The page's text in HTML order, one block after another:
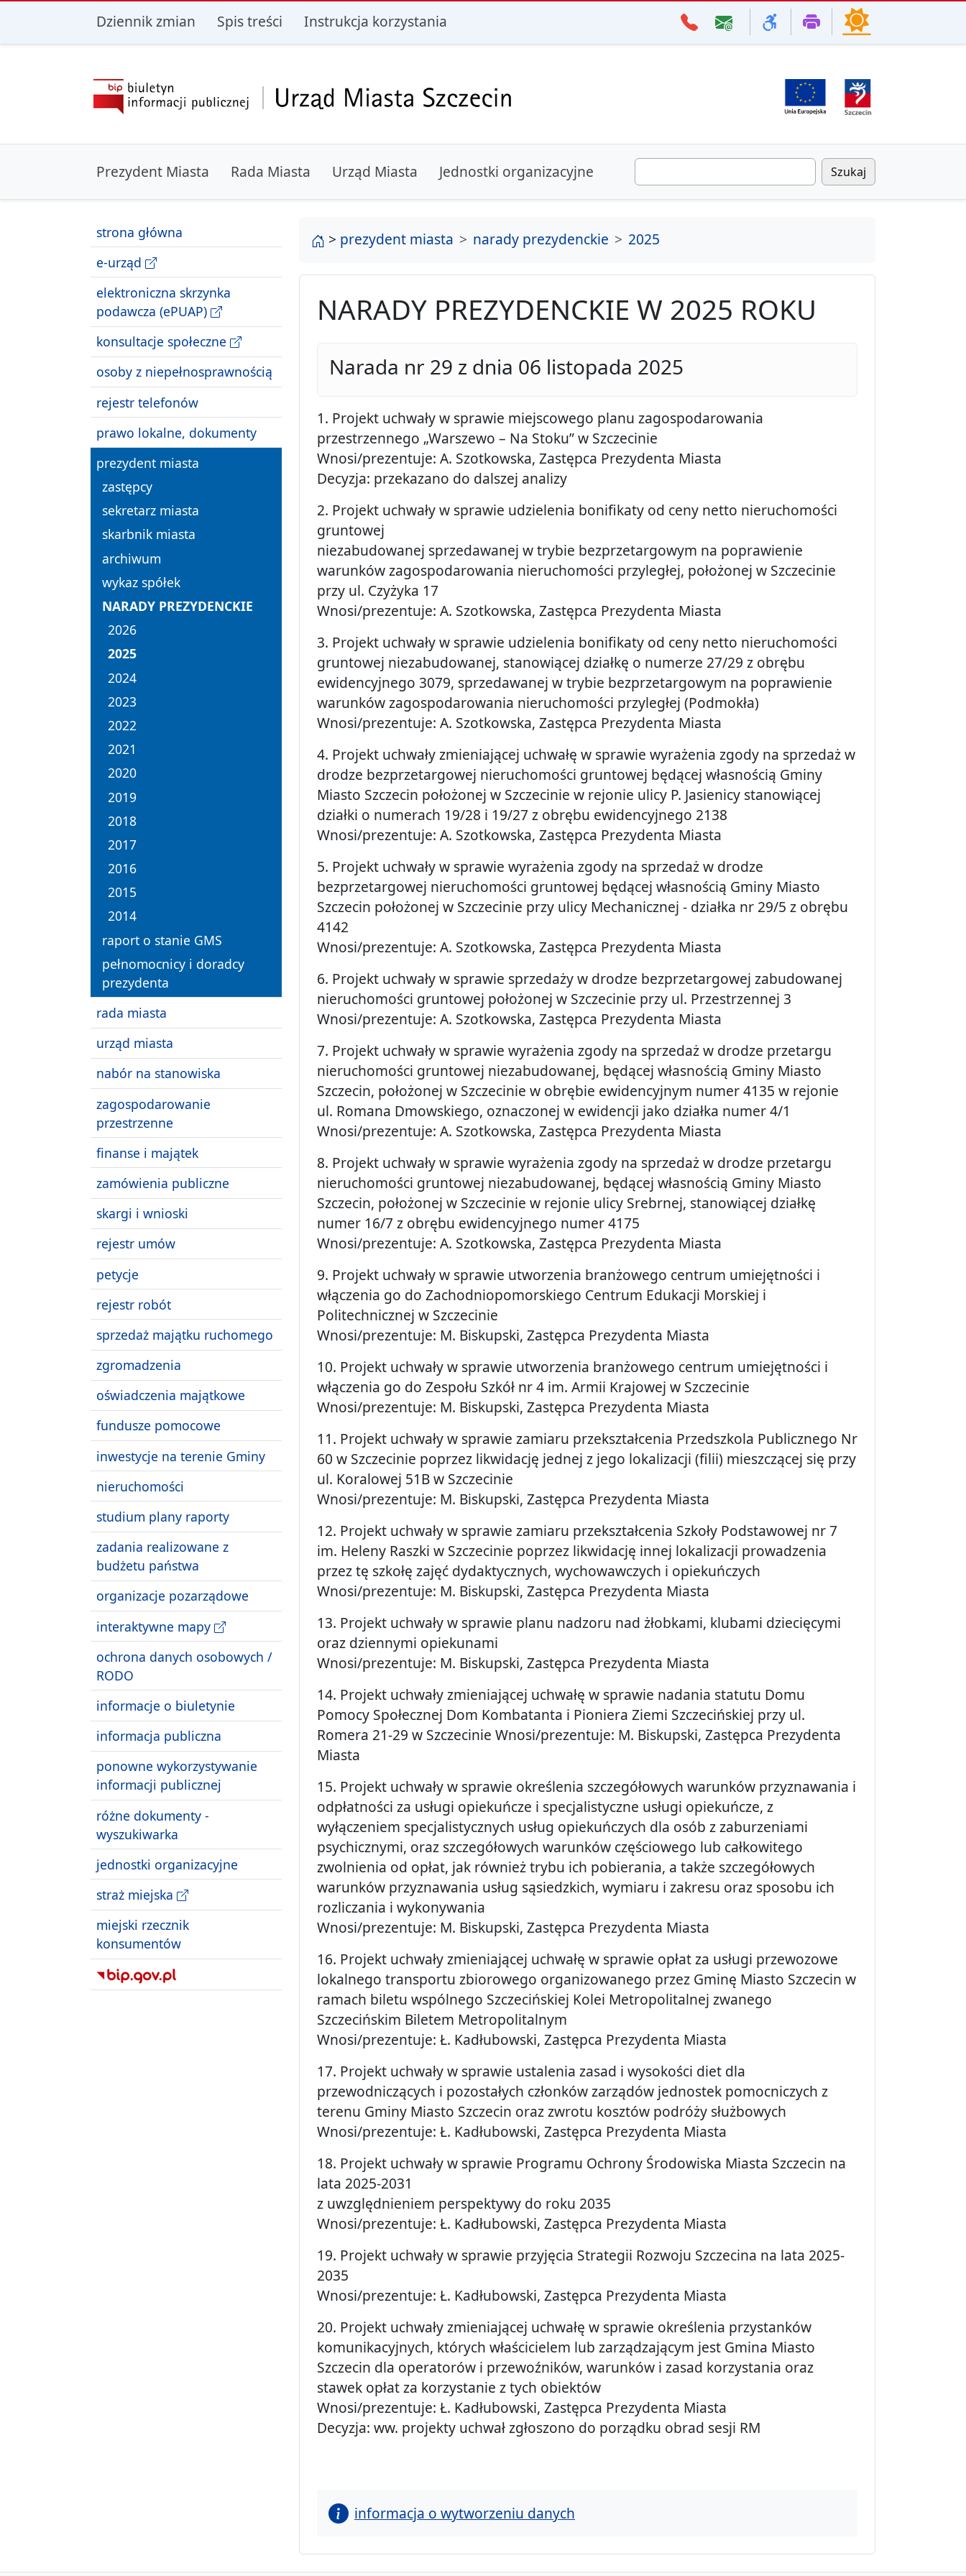
przejdź do głównego menu przejdź do treści
Dziennik zmian Spis treści Instrukcja korzystania
Prezydent Miasta Rada Miasta Urząd Miasta Jednostki organizacyjne Szukaj
strona główna
e-urząd
elektroniczna skrzynka
podawcza (ePUAP)
konsultacje społeczne
osoby z niepełnosprawnością
rejestr telefonów
prawo lokalne, dokumenty
prezydent miasta
zastępcy
sekretarz miasta
skarbnik miasta
archiwum
wykaz spółek
NARADY PREZYDENCKIE
2026
2025
2024
2023
2022
2021
2020
2019
2018
2017
2016
2015
2014
raport o stanie GMS
pełnomocnicy i doradcy
prezydenta
rada miasta
urząd miasta
nabór na stanowiska
zagospodarowanie
przestrzenne
finanse i majątek
zamówienia publiczne
skargi i wnioski
rejestr umów
petycje
rejestr robót
sprzedaż majątku ruchomego
zgromadzenia
oświadczenia majątkowe
fundusze pomocowe
inwestycje na terenie Gminy
nieruchomości
studium plany raporty
zadania realizowane z
budżetu państwa
organizacje pozarządowe
interaktywne mapy
ochrona danych osobowych /
RODO
informacje o biuletynie
informacja publiczna
ponowne wykorzystywanie
informacji publicznej
różne dokumenty -
wyszukiwarka
jednostki organizacyjne
straż miejska
miejski rzecznik
konsumentów
strona główna
> prezydent miasta narady prezydenckie 2025
NARADY PREZYDENCKIE W 2025 ROKU
Narada nr 29 z dnia 06 listopada 2025
1. Projekt uchwały w sprawie miejscowego planu zagospodarowania
przestrzennego „Warszewo – Na Stoku” w Szczecinie
Wnosi/prezentuje: A. Szotkowska, Zastępca Prezydenta Miasta
Decyzja: przekazano do dalszej analizy
2. Projekt uchwały w sprawie udzielenia bonifikaty od ceny netto nieruchomości
gruntowej
niezabudowanej sprzedawanej w trybie bezprzetargowym na poprawienie
warunków zagospodarowania nieruchomości przyległej, położonej w Szczecinie
przy ul. Czyżyka 17
Wnosi/prezentuje: A. Szotkowska, Zastępca Prezydenta Miasta
3. Projekt uchwały w sprawie udzielenia bonifikaty od ceny netto nieruchomości
gruntowej niezabudowanej, stanowiącej działkę o numerze 27/29 z obrębu
ewidencyjnego 3079, sprzedawanej w trybie bezprzetargowym na poprawienie
warunków zagospodarowania nieruchomości przyległej (Podmokła)
Wnosi/prezentuje: A. Szotkowska, Zastępca Prezydenta Miasta
4. Projekt uchwały zmieniającej uchwałę w sprawie wyrażenia zgody na sprzedaż w
drodze bezprzetargowej nieruchomości gruntowej będącej własnością Gminy
Miasto Szczecin położonej w Szczecinie w rejonie ulicy P. Jasienicy stanowiącej
działki o numerach 19/28 i 19/27 z obrębu ewidencyjnego 2138
Wnosi/prezentuje: A. Szotkowska, Zastępca Prezydenta Miasta
5. Projekt uchwały w sprawie wyrażenia zgody na sprzedaż w drodze
bezprzetargowej nieruchomości gruntowej będącej własnością Gminy Miasto
Szczecin położonej w Szczecinie przy ulicy Mechanicznej - działka nr 29/5 z obrębu
4142
Wnosi/prezentuje: A. Szotkowska, Zastępca Prezydenta Miasta
6. Projekt uchwały w sprawie sprzedaży w drodze bezprzetargowej zabudowanej
nieruchomości gruntowej położonej w Szczecinie przy ul. Przestrzennej 3
Wnosi/prezentuje: A. Szotkowska, Zastępca Prezydenta Miasta
7. Projekt uchwały w sprawie wyrażenia zgody na sprzedaż w drodze przetargu
nieruchomości gruntowej niezabudowanej, będącej własnością Gminy Miasto
Szczecin, położonej w Szczecinie w obrębie ewidencyjnym numer 4135 w rejonie
ul. Romana Dmowskiego, oznaczonej w ewidencji jako działka numer 4/1
Wnosi/prezentuje: A. Szotkowska, Zastępca Prezydenta Miasta
8. Projekt uchwały w sprawie wyrażenia zgody na sprzedaż w drodze przetargu
nieruchomości gruntowej niezabudowanej, będącej własnością Gminy Miasto
Szczecin, położonej w Szczecinie w rejonie ulicy Srebrnej, stanowiącej działkę
numer 16/7 z obrębu ewidencyjnego numer 4175
Wnosi/prezentuje: A. Szotkowska, Zastępca Prezydenta Miasta
9. Projekt uchwały w sprawie utworzenia branżowego centrum umiejętności i
włączenia go do Zachodniopomorskiego Centrum Edukacji Morskiej i
Politechnicznej w Szczecinie
Wnosi/prezentuje: M. Biskupski, Zastępca Prezydenta Miasta
10. Projekt uchwały w sprawie utworzenia branżowego centrum umiejętności i
włączenia go do Zespołu Szkół nr 4 im. Armii Krajowej w Szczecinie
Wnosi/prezentuje: M. Biskupski, Zastępca Prezydenta Miasta
11. Projekt uchwały w sprawie zamiaru przekształcenia Przedszkola Publicznego Nr
60 w Szczecinie poprzez likwidację jednej z jego lokalizacji (filii) mieszczącej się przy
ul. Koralowej 51B w Szczecinie
Wnosi/prezentuje: M. Biskupski, Zastępca Prezydenta Miasta
12. Projekt uchwały w sprawie zamiaru przekształcenia Szkoły Podstawowej nr 7
im. Heleny Raszki w Szczecinie poprzez likwidację innej lokalizacji prowadzenia
przez tę szkołę zajęć dydaktycznych, wychowawczych i opiekuńczych
Wnosi/prezentuje: M. Biskupski, Zastępca Prezydenta Miasta
13. Projekt uchwały w sprawie planu nadzoru nad żłobkami, klubami dziecięcymi
oraz dziennymi opiekunami
Wnosi/prezentuje: M. Biskupski, Zastępca Prezydenta Miasta
14. Projekt uchwały zmieniającej uchwałę w sprawie nadania statutu Domu
Pomocy Społecznej Dom Kombatanta i Pioniera Ziemi Szczecińskiej przy ul.
Romera 21-29 w Szczecinie Wnosi/prezentuje: M. Biskupski, Zastępca Prezydenta
Miasta
15. Projekt uchwały w sprawie określenia szczegółowych warunków przyznawania i
odpłatności za usługi opiekuńcze i specjalistyczne usługi opiekuńcze, z
wyłączeniem specjalistycznych usług opiekuńczych dla osób z zaburzeniami
psychicznymi, oraz szczegółowych warunków częściowego lub całkowitego
zwolnienia od opłat, jak również trybu ich pobierania, a także szczegółowych
warunków przyznawania usług sąsiedzkich, wymiaru i zakresu oraz sposobu ich
rozliczania i wykonywania
Wnosi/prezentuje: M. Biskupski, Zastępca Prezydenta Miasta
16. Projekt uchwały zmieniającej uchwałę w sprawie opłat za usługi przewozowe
lokalnego transportu zbiorowego organizowanego przez Gminę Miasto Szczecin w
ramach biletu wspólnego Szczecińskiej Kolei Metropolitalnej zwanego
Szczecińskim Biletem Metropolitalnym
Wnosi/prezentuje: Ł. Kadłubowski, Zastępca Prezydenta Miasta
17. Projekt uchwały w sprawie ustalenia zasad i wysokości diet dla
przewodniczących i pozostałych członków zarządów jednostek pomocniczych z
terenu Gminy Miasto Szczecin oraz zwrotu kosztów podróży służbowych
Wnosi/prezentuje: Ł. Kadłubowski, Zastępca Prezydenta Miasta
18. Projekt uchwały w sprawie Programu Ochrony Środowiska Miasta Szczecin na
lata 2025-2031
z uwzględnieniem perspektywy do roku 2035
Wnosi/prezentuje: Ł. Kadłubowski, Zastępca Prezydenta Miasta
19. Projekt uchwały w sprawie przyjęcia Strategii Rozwoju Szczecina na lata 2025-
2035
Wnosi/prezentuje: Ł. Kadłubowski, Zastępca Prezydenta Miasta
20. Projekt uchwały zmieniającej uchwałę w sprawie określenia przystanków
komunikacyjnych, których właścicielem lub zarządzającym jest Gmina Miasto
Szczecin dla operatorów i przewoźników, warunków i zasad korzystania oraz
stawek opłat za korzystanie z tych obiektów
Wnosi/prezentuje: Ł. Kadłubowski, Zastępca Prezydenta Miasta
Decyzja: ww. projekty uchwał zgłoszono do porządku obrad sesji RM
informacja o wytworzeniu danych